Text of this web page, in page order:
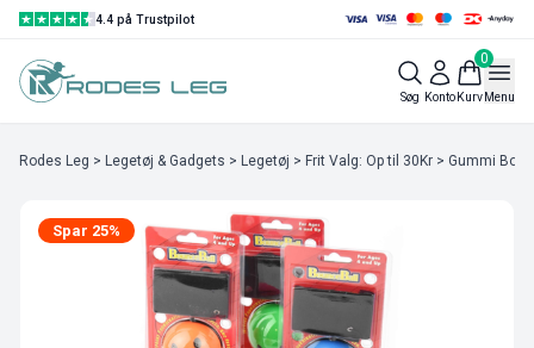
4.4 på Trustpilot
Søg Konto
0
KurvMenu
Rodes Leg > Legetøj & Gadgets > Legetøj > Frit Valg: Op til 30Kr > Gummi
Spar 25%